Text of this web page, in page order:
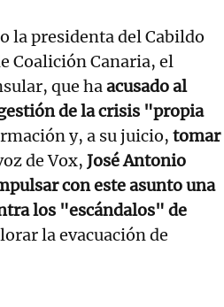
la presidenta del Cabildo
Coalición Canaria, el
que haacusado al
de la crisis "propia
y, a su juicio, tomar
de Vox, José Antonio
con este asunto una
los "escándalos" de
la evacuación de